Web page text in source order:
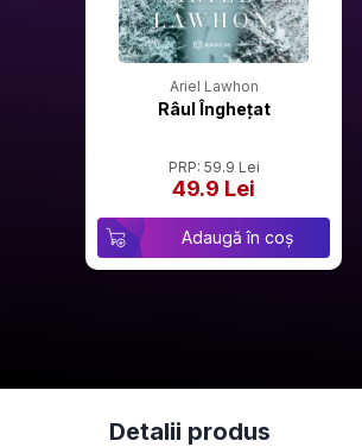
Ariel Lawhon
Râul Înghețat
PRP: 59.9 Lei
49.9 Lei
Adaugă în coș
Detalii produs